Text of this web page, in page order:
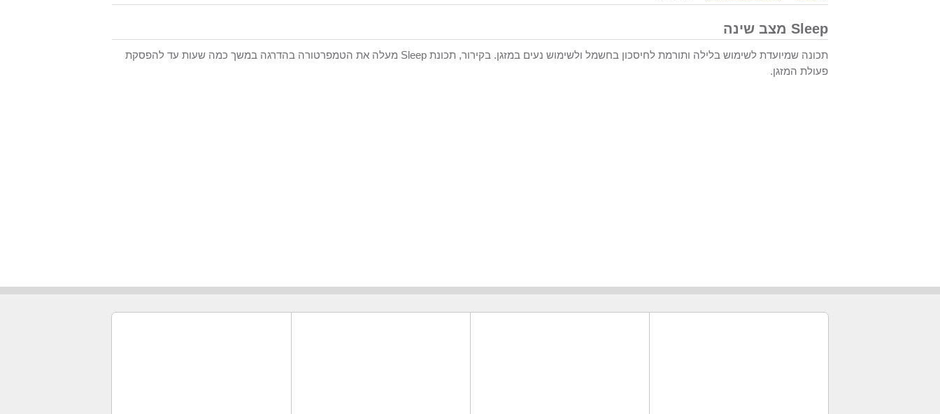
Sleep מצב שינה
תכונה שמיועדת לשימוש בלילה ותורמת לחיסכון בחשמל ולשימוש נעים במזגן. בקירור, תכונת Sleep מעלה את הטמפרטורה בהדרגה במשך כמה שעות עד להפסקת
פעולת המזגן.